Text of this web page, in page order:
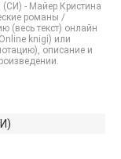
(СИ) - Майер Кристина
романы /
(весь текст) онлайн
knigi) или
описание и